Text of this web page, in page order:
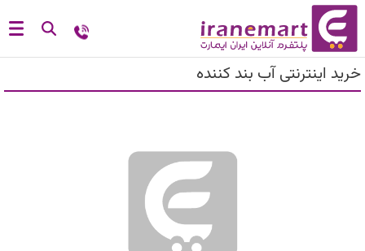
خرید اینترنتی آب بند کننده